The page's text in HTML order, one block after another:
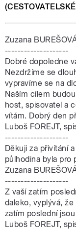
Zuzana
--------------------
Dobré dopoledne
Nezdržíme se
vypravíme se na
Naším cílem
host, spisovatel a
vítám. Dobrý den
Luboš FOREJT,
--------------------
Děkuji za přivítání
půlhodina byla pro
Zuzana
--------------------
Z vaší zatím
daleko, vyplývá,
zatím poslední
Luboš FOREJT,